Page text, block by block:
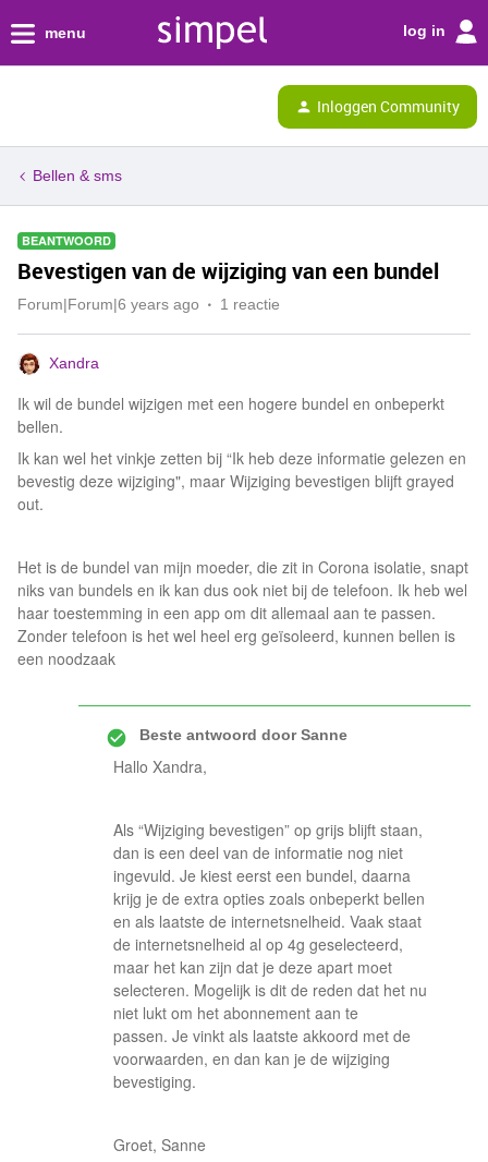
menu log in
Inloggen Community
Bellen & sms
BEANTWOORD
Bevestigen van de wijziging van een bundel
Forum|Forum|6 years ago 1 reactie
Xandra
Ik wil de bundel wijzigen met een hogere bundel en onbeperkt
bellen.
Ik kan wel het vinkje zetten bij “Ik heb deze informatie gelezen en
bevestig deze wijziging", maar Wijziging bevestigen blijft grayed
out.
Het is de bundel van mijn moeder, die zit in Corona isolatie, snapt
niks van bundels en ik kan dus ook niet bij de telefoon. Ik heb wel
haar toestemming in een app om dit allemaal aan te passen.
Zonder telefoon is het wel heel erg geïsoleerd, kunnen bellen is
een noodzaak
Beste antwoord doorSanne
Hallo Xandra,
Als “Wijziging bevestigen” op grijs blijft staan,
dan is een deel van de informatie nog niet
ingevuld. Je kiest eerst een bundel, daarna
krijg je de extra opties zoals onbeperkt bellen
en als laatste de internetsnelheid. Vaak staat
de internetsnelheid al op 4g geselecteerd,
maar het kan zijn dat je deze apart moet
selecteren. Mogelijk is dit de reden dat het nu
niet lukt om het abonnement aan te
passen. Je vinkt als laatste akkoord met de
voorwaarden, en dan kan je de wijziging
bevestiging.
Groet, Sanne